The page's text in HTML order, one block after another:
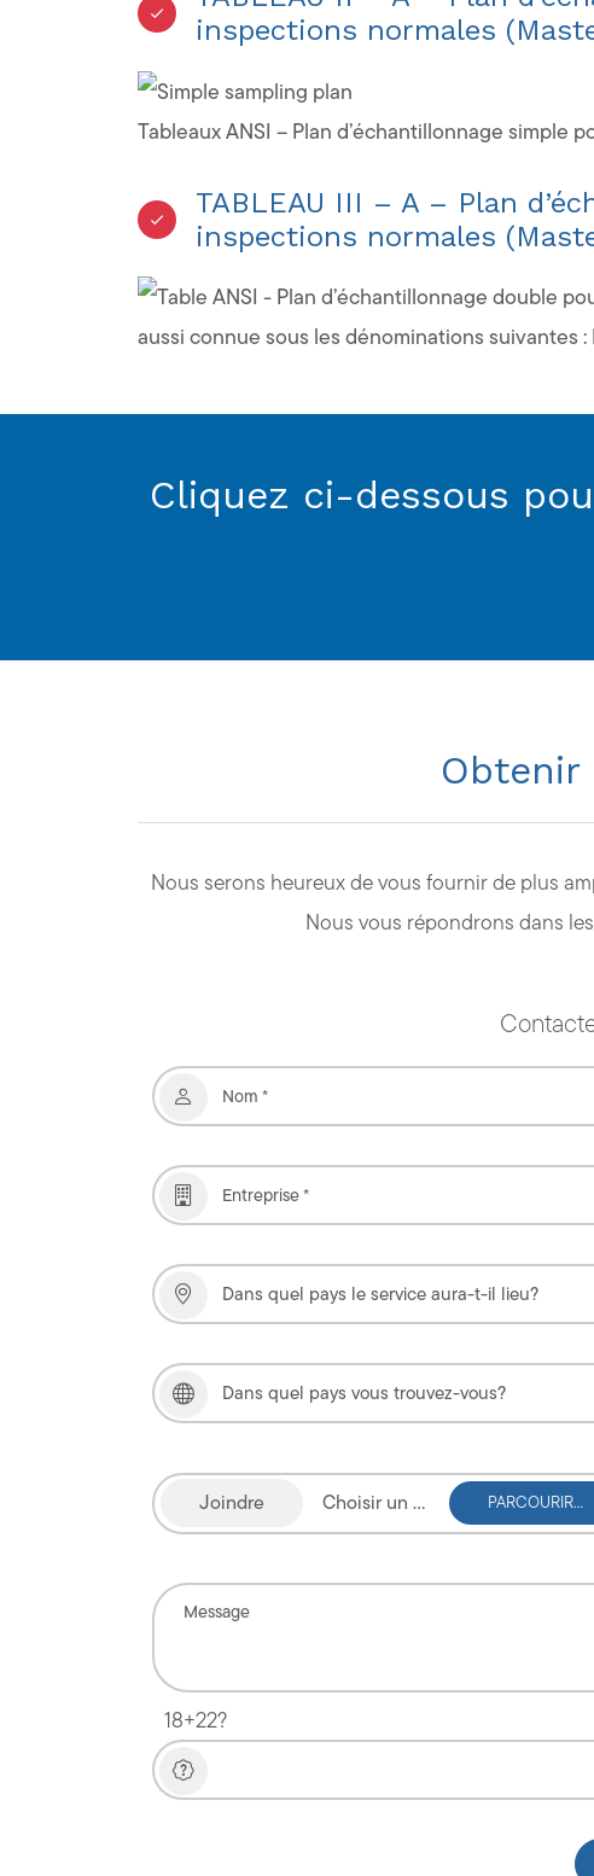
inspections normales
Tableaux ANSI – Plan d’échantillonnage simple
TABLEAU III – A – Plan
inspections normales
aussi connue sous les dénominations suivantes
Cliquez ci-dessous
Obtenir
Nous serons heureux de vous fournir de plus
Nous vous répondrons dans
Choisir un fichier
18+22?